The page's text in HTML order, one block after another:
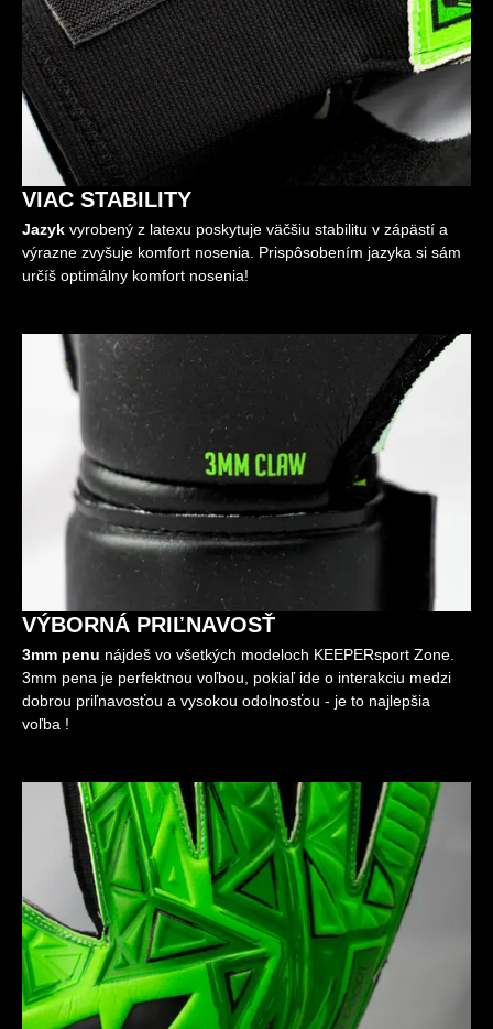
VIAC STABILITY
Jazyk vyrobený z latexu poskytuje väčšiu stabilitu v zápästí a
výrazne zvyšuje komfort nosenia. Prispôsobením jazyka si sám
určíš optimálny komfort nosenia!
VÝBORNÁ PRIĽNAVOSŤ
3mm penu nájdeš vo všetkých modeloch KEEPERsport Zone.
3mm pena je perfektnou voľbou, pokiaľ ide o interakciu medzi
dobrou priľnavosťou a vysokou odolnosťou - je to najlepšia
voľba !